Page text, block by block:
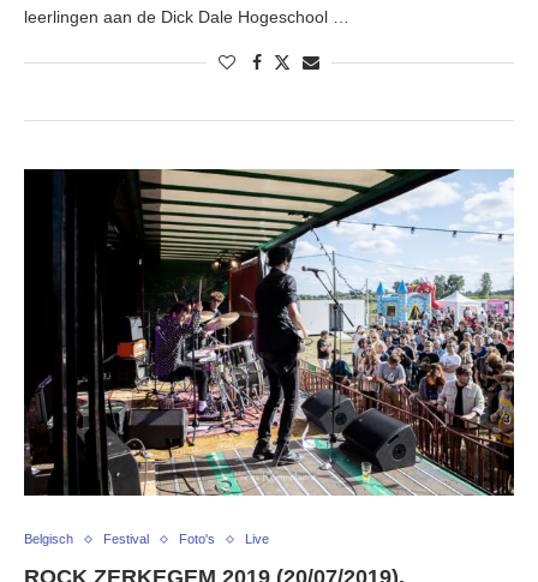
leerlingen aan de Dick Dale Hogeschool …
Belgisch Festival Foto's Live